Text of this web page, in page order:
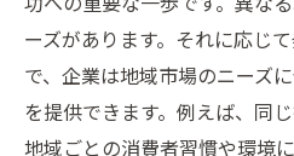
ーズがあります。それに応じ
で、企業は地域市場のニーズ
を提供できます。例えば、同
地域ごとの消費者習慣や環境